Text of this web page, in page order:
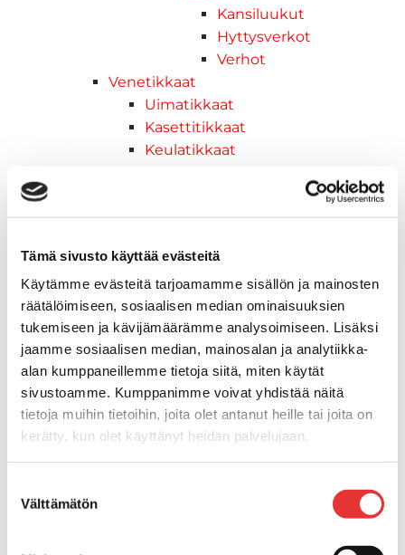
Tämä sivusto käyttää evästeitä
Käytämme evästeitä tarjoamamme sisällön ja mainosten
räätälöimiseen, sosiaalisen median ominaisuuksien
tukemiseen ja kävijämäärämme analysoimiseen. Lisäksi
jaamme sosiaalisen median, mainosalan ja analytiikka-
alan kumppaneillemme tietoja siitä, miten käytät
sivustoamme. Kumppanimme voivat yhdistää näitä
tietoja muihin tietoihin, joita olet antanut heille tai joita on
kerätty, kun olet käyttänyt heidän palvelujaan.
valinta
Välttämätön
Kansiluukut
Hyttysverkot
Verhot
Venetikkaat
Uimatikkaat
Kasettitikkaat
Keulatikkaat
Kävelysillat
Koukkupidike
Pidike "clips", muovia
Lepuuttajan kiinnike
Tuulilasin kiinnike
Reuna-, köli-, törmäyslistat ja kansikate
Törmäyslista
Kansikate
Reuna- ja ikkunalistat
Alumiinilistat
Kävelysillat ja Taavetit